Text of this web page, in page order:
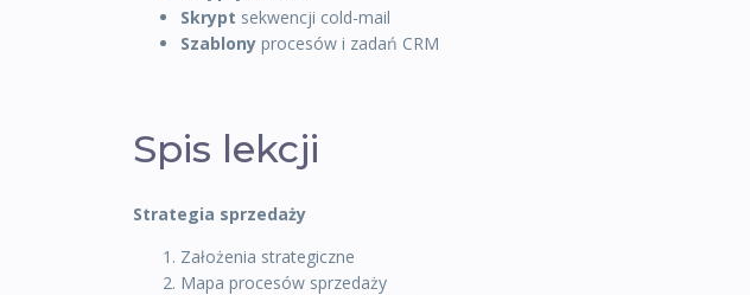
Skrypt sekwencji cold-mail
Szablonyprocesów i zadań CRM
Spis lekcji
Strategia sprzedaży
Założenia strategiczne
Mapa procesów sprzedaży